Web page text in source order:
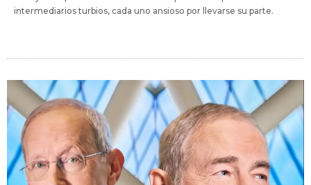
intermediarios turbios, cada uno ansioso por llevarse su parte.